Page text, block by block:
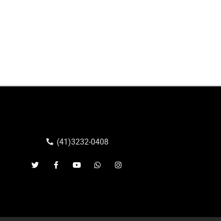
(41)3232-0408